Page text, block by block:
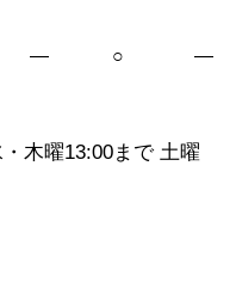
— ○ —
木曜13:00まで 土曜